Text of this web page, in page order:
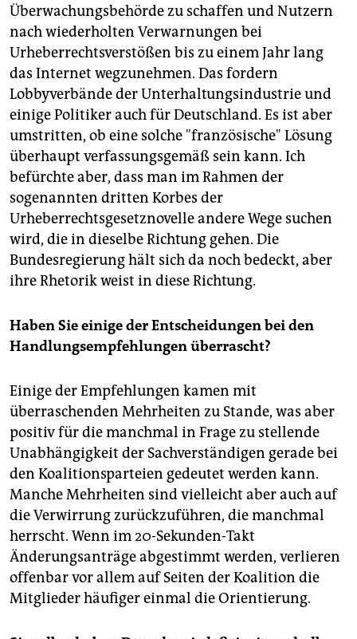
Überwachungsbehörde zu schaffen und Nutzern
nach wiederholten Verwarnungen bei
Urheberrechtsverstößen bis zu einem Jahr lang
das Internet wegzunehmen. Das fordern
Lobbyverbände der Unterhaltungsindustrie und
einige Politiker auch für Deutschland. Es ist aber
umstritten, ob eine solche "französische" Lösung
überhaupt verfassungsgemäß sein kann. Ich
befürchte aber, dass man im Rahmen der
sogenannten dritten Korbes der
Urheberrechtsgesetznovelle andere Wege suchen
wird, die in dieselbe Richtung gehen. Die
Bundesregierung hält sich da noch bedeckt, aber
ihre Rhetorik weist in diese Richtung.
Haben Sie einige der Entscheidungen bei den
Handlungsempfehlungen überrascht?
Einige der Empfehlungen kamen mit
überraschenden Mehrheiten zu Stande, was aber
positiv für die manchmal in Frage zu stellende
Unabhängigkeit der Sachverständigen gerade bei
den Koalitionsparteien gedeutet werden kann.
Manche Mehrheiten sind vielleicht aber auch auf
die Verwirrung zurückzuführen, die manchmal
herrscht. Wenn im 20-Sekunden-Takt
Änderungsanträge abgestimmt werden, verlieren
offenbar vor allem auf Seiten der Koalition die
Mitglieder häufiger einmal die Orientierung.